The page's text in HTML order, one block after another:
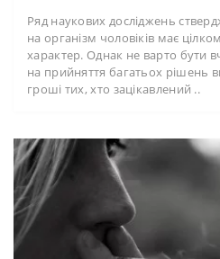
Ряд наукових досліджень
на організм чоловіків має
характер. Однак не варто бути
на прийняття багатьох рішень
гроші тих, хто зацікавлений ..